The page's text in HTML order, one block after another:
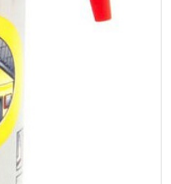
системы